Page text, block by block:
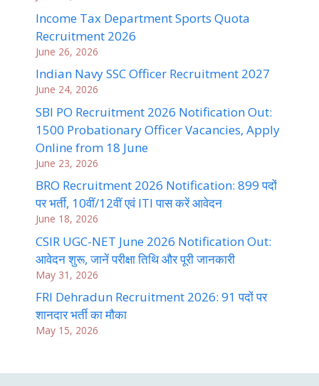
Income Tax Department Sports Quota
Recruitment 2026
June 26, 2026
Indian Navy SSC Officer Recruitment 2027
June 24, 2026
SBI PO Recruitment 2026 Notification Out:
1500 Probationary Officer Vacancies, Apply
Online from 18 June
June 23, 2026
BRO Recruitment 2026 Notification: 899 पदों
पर भर्ती, 10वीं/12वीं एवं ITI पास करें आवेदन
June 18, 2026
CSIR UGC-NET June 2026 Notification Out:
आवेदन शुरू, जानें परीक्षा तिथि और पूरी जानकारी
May 31, 2026
FRI Dehradun Recruitment 2026: 91 पदों पर
शानदार भर्ती का मौका
May 15, 2026